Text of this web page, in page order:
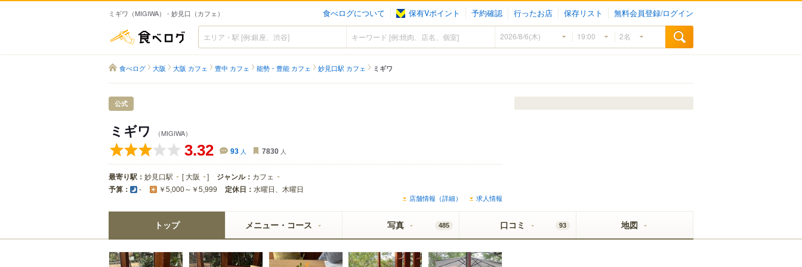
ミギワ（MIGIWA） - 妙見口（カフェ） 食べログについて 保有Vポイント 予約確認 行ったお店 保存リスト 無料会員登録/ログイン
食べログ
食べログ 大阪 大阪 カフェ 豊中 カフェ 能勢・豊能 カフェ 妙見口駅 カフェ ミギワ
公式
ミギワ （MIGIWA）
3.32 93 人 7830 人
最寄り駅： 妙見口駅 [ 大阪 ] ジャンル： カフェ
予算： - ￥5,000～￥5,999 定休日： 水曜日、木曜日
店舗情報（詳細） 求人情報
トップ メニュー・コース 写真 485 口コミ 93 地図